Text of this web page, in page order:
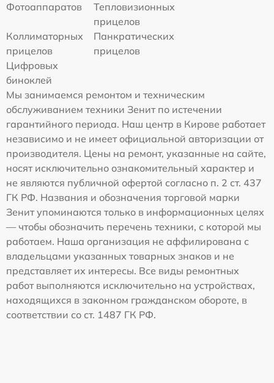
Фотоаппаратов
Тепловизионных
прицелов
Коллиматорных
прицелов
Панкратических
прицелов
Цифровых
биноклей
Мы занимаемся ремонтом и техническим
обслуживанием техники Зенит по истечении
гарантийного периода. Наш центр в Кирове работает
независимо и не имеет официальной авторизации от
производителя. Цены на ремонт, указанные на сайте,
носят исключительно ознакомительный характер и
не являются публичной офертой согласно п. 2 ст. 437
ГК РФ. Названия и обозначения торговой марки
Зенит упоминаются только в информационных целях
— чтобы обозначить перечень техники, с которой мы
работаем. Наша организация не аффилирована с
владельцами указанных товарных знаков и не
представляет их интересы. Все виды ремонтных
работ выполняются исключительно на устройствах,
находящихся в законном гражданском обороте, в
соответствии со ст. 1487 ГК РФ.